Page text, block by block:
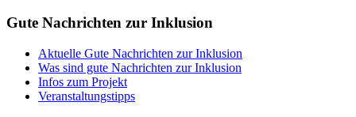
Gute Nachrichten zur Inklusion
Aktuelle Gute Nachrichten zur Inklusion
Was sind gute Nachrichten zur Inklusion
Infos zum Projekt
Veranstaltungstipps